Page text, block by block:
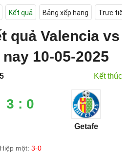
Kết quả Bảng xếp hạng Trực tiếp
quả Valencia vs
10-05-2025
Kết thúc
3 : 0
Getafe
Hiệp một: 3-0